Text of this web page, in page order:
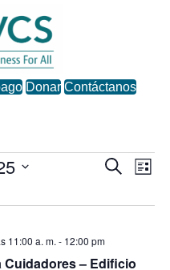
Donar Contáctanos
B
ú
s
B
c
r
N
L
s
– Edificio
11:00 a. m.- 12:00 pm